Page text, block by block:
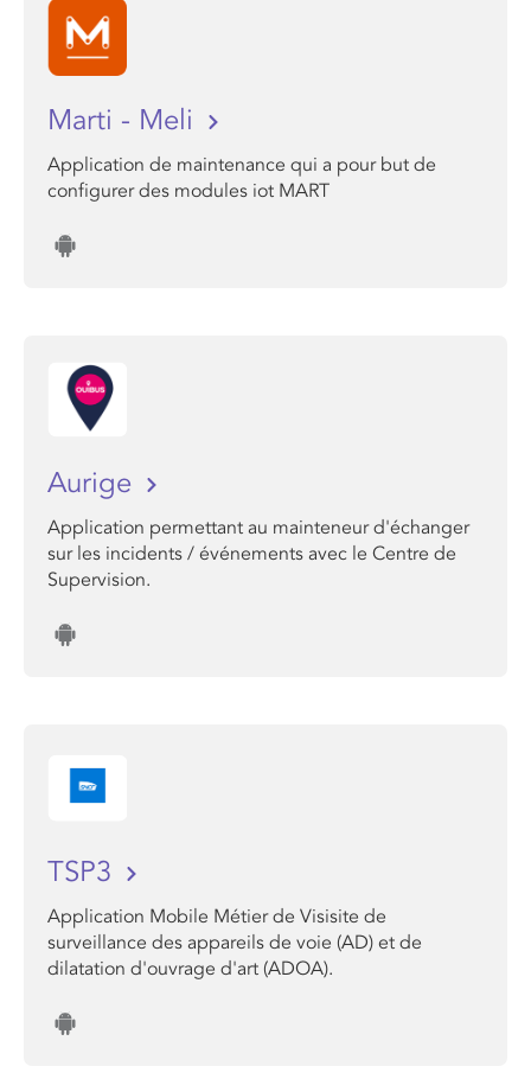
Marti - Meli
Application de maintenance qui a pour but de
configurer des modules iot MART
Aurige
Application permettant au mainteneur d'échanger
sur les incidents / événements avec le Centre de
Supervision.
TSP3
Application Mobile Métier de Visisite de
surveillance des appareils de voie (AD) et de
dilatation d'ouvrage d'art (ADOA).